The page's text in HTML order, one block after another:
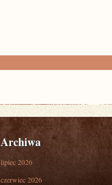
Archiwa
lipiec 2026
czerwiec 2026